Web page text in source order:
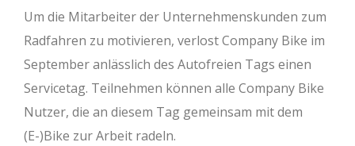
Um die Mitarbeiter der Unternehmenskunden zum
Radfahren zu motivieren, verlost Company Bike im
September anlässlich des Autofreien Tags einen
Servicetag. Teilnehmen können alle Company Bike
Nutzer, die an diesem Tag gemeinsam mit dem
(E-)Bike zur Arbeit radeln.